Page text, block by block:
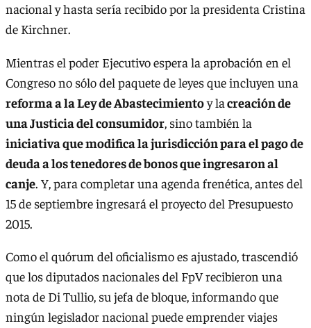
nacional y hasta sería recibido por la presidenta Cristina
de Kirchner.
Mientras el poder Ejecutivo espera la aprobación en el
Congreso no sólo del paquete de leyes que incluyen una
reforma a la Ley de Abastecimientoy lacreación de
una Justicia del consumidor, sino también la
iniciativa que modifica la jurisdicción para el pago de
deuda a los tenedores de bonos que ingresaron al
canje. Y, para completar una agenda frenética, antes del
15 de septiembre ingresará el proyecto del Presupuesto
2015.
Como el quórum del oficialismo es ajustado, trascendió
que los diputados nacionales del FpV recibieron una
nota de Di Tullio, su jefa de bloque, informando que
ningún legislador nacional puede emprender viajes